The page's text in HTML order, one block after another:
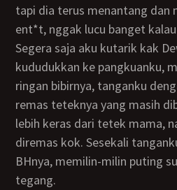
tapi dia terus menantang dan
ent*t, nggak lucu banget
Segera saja aku kutarik kak Dewi ke arahku,
kududukkan ke pangkuanku,
ringan bibirnya, tanganku
remas teteknya yang masih
lebih keras dari tetek mama,
diremas kok. Sesekali
BHnya, memilin-milin puting
tegang.